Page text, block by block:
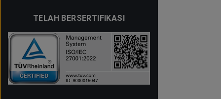
TELAH BERSERTIFIKASI